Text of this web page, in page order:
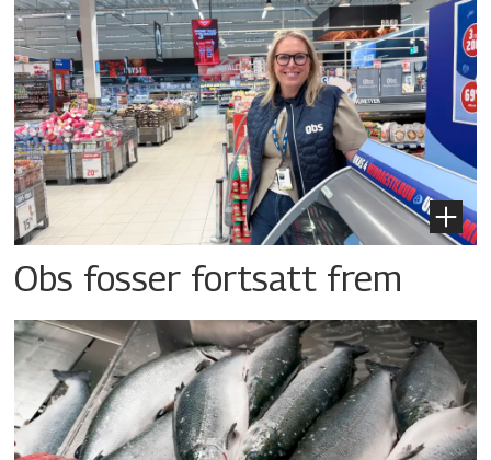
Obs fosser fortsatt frem